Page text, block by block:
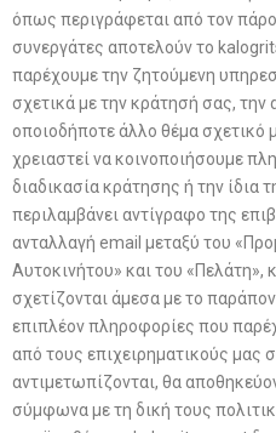
όπως περιγράφεται από τον
συνεργάτες αποτελούν το
παρέχουμε την ζητούμενη
σχετικά με την κράτησή σας,
οποιοδήποτε άλλο θέμα σχετικό
χρειαστεί να κοινοποιήσουμε
διαδικασία κράτησης ή την ίδια
περιλαμβάνει αντίγραφο της
ανταλλαγή email μεταξύ του
Αυτοκινήτου» και του
σχετίζονται άμεσα με το
επιπλέον πληροφορίες που
από τους επιχειρηματικούς μας
αντιμετωπίζονται, θα
σύμφωνα με τη δική τους